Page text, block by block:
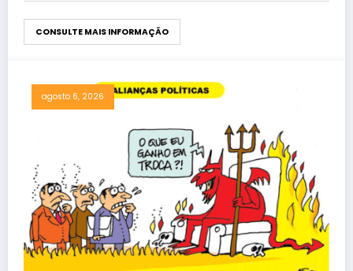
CONSULTE MAIS INFORMAÇÃO
agosto 6, 2026